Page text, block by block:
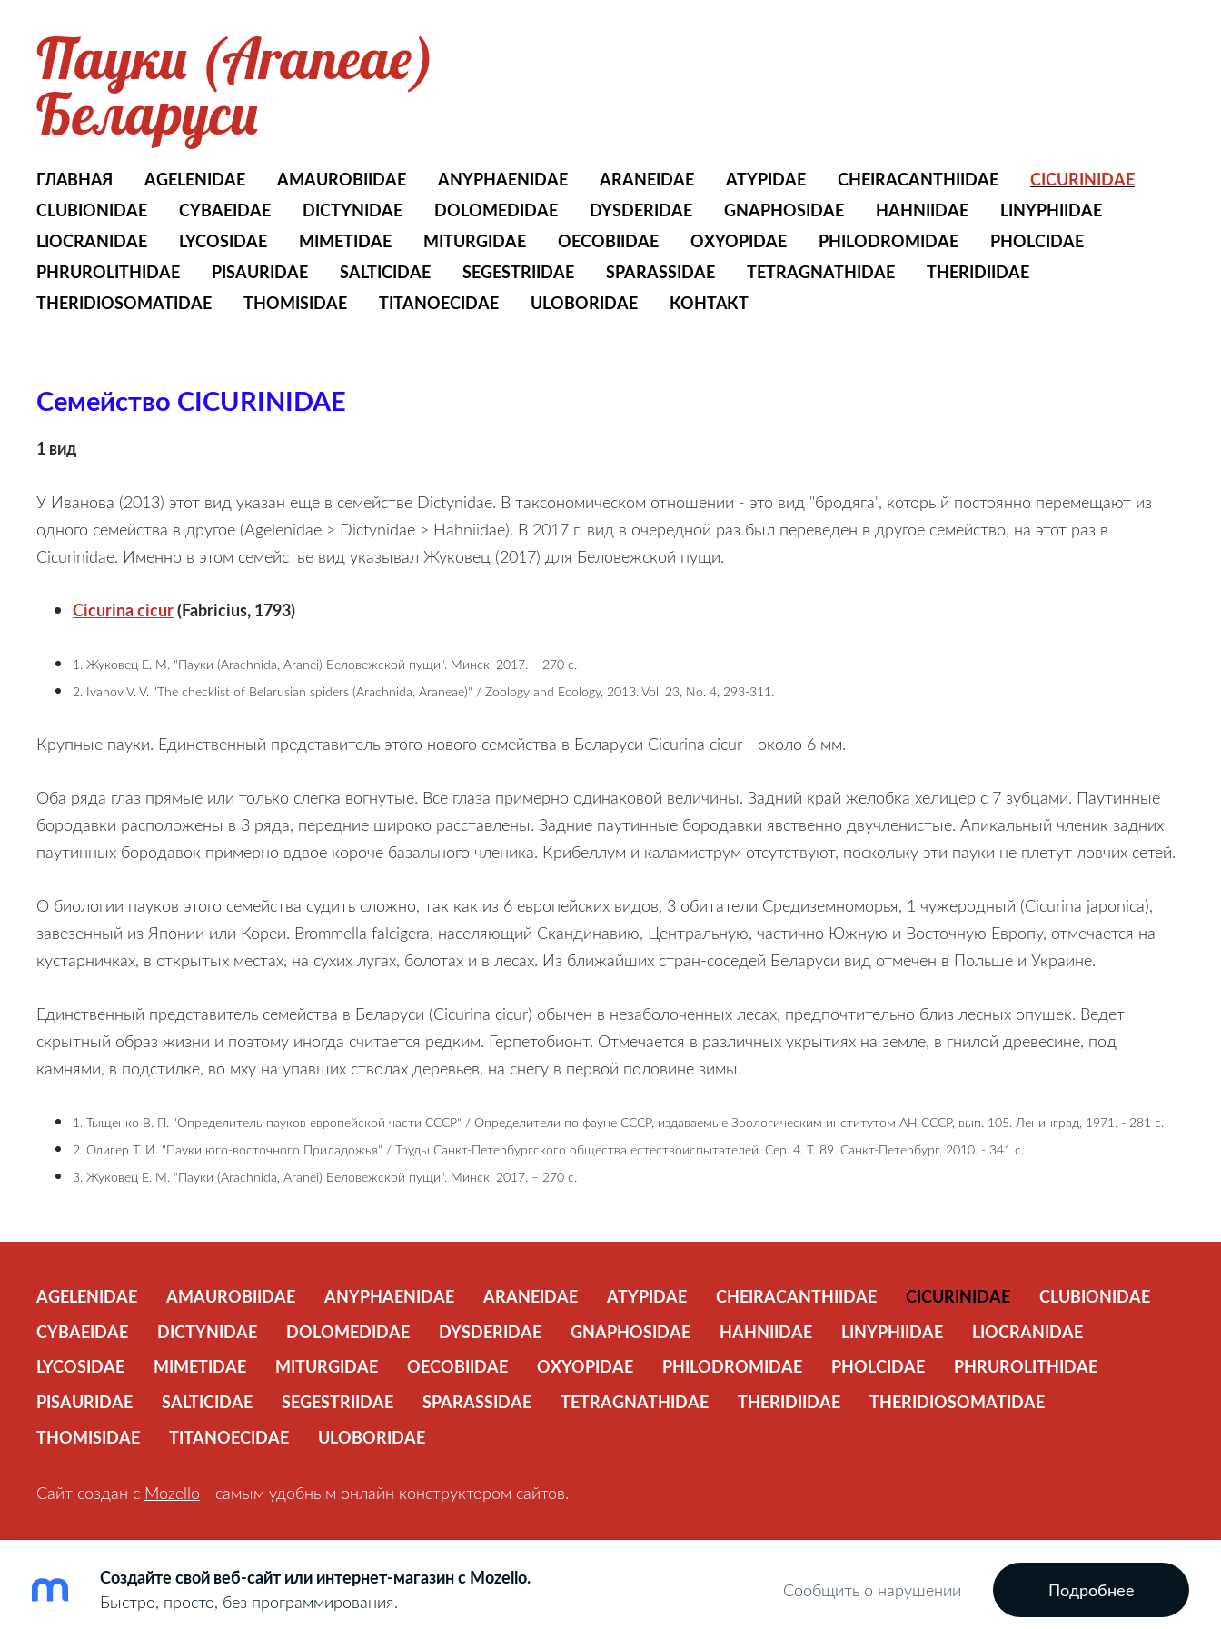
Пауки (Araneae)
Беларуси
ГЛАВНАЯ AGELENIDAE AMAUROBIIDAE ANYPHAENIDAE ARANEIDAE ATYPIDAE CHEIRACANTHIIDAE
CICURINIDAE
CLUBIONIDAE
CYBAEIDAE DICTYNIDAE DOLOMEDIDAE DYSDERIDAE GNAPHOSIDAE HAHNIIDAE
LINYPHIIDAE
LIOCRANIDAE
LYCOSIDAE MIMETIDAE MITURGIDAE OECOBIIDAE OXYOPIDAE PHILODROMIDAE
PHOLCIDAE
PHRUROLITHIDAE
PISAURIDAE SALTICIDAE SEGESTRIIDAE SPARASSIDAE TETRAGNATHIDAE
THERIDIIDAE
THERIDIOSOMATIDAE
THOMISIDAE TITANOECIDAE ULOBORIDAE КОНТАКТ
Семейство CICURINIDAE
1 вид
У Иванова (2013) этот вид указан еще в семействе Dictynidae. В таксономическом отношении - это вид "бродяга", который постоянно перемещают из
одного семейства в другое (Agelenidae > Dictynidae > Hahniidae). В 2017 г. вид в очередной раз был переведен в другое семейство, на этот раз в
Cicurinidae. Именно в этом семействе вид указывал Жуковец (2017) для Беловежской пущи.
Cicurina cicur(Fabricius, 1793)
1. Жуковец Е. М. "Пауки (Arachnida, Aranei) Беловежской пущи". Минск, 2017. – 270 c.
2. Ivanov V. V. "The checklist of Belarusian spiders (Arachnida, Araneae)" / Zoology and Ecology, 2013. Vol. 23, No. 4, 293-311.
Крупные пауки. Единственный представитель этого нового семейства в Беларуси Cicurina cicur - около 6 мм.
Оба ряда глаз прямые или только слегка вогнутые. Все глаза примерно одинаковой величины. Задний край желобка хелицер с 7 зубцами. Паутинные
бородавки расположены в 3 ряда, передние широко расставлены. Задние паутинные бородавки явственно двучленистые. Апикальный членик задних
паутинных бородавок примерно вдвое короче базального членика. Крибеллум и каламиструм отсутствуют, поскольку эти пауки не плетут ловчих сетей.
О биологии пауков этого семейства судить сложно, так как из 6 европейских видов, 3 обитатели Средиземноморья, 1 чужеродный (Cicurina japonica),
завезенный из Японии или Кореи. Brommella falcigera, населяющий Скандинавию, Центральную, частично Южную и Восточную Европу, отмечается на
кустарничках, в открытых местах, на сухих лугах, болотах и в лесах. Из ближайших стран-соседей Беларуси вид отмечен в Польше и Украине.
Единственный представитель семейства в Беларуси (Cicurina cicur) обычен в незаболоченных лесах, предпочтительно близ лесных опушек. Ведет
скрытный образ жизни и поэтому иногда считается редким. Герпетобионт. Отмечается в различных укрытиях на земле, в гнилой древесине, под
камнями, в подстилке, во мху на упавших стволах деревьев, на снегу в первой половине зимы.
1. Тыщенко В. П. "Определитель пауков европейской части СССР" / Определители по фауне СССР, издаваемые Зоологическим институтом АН СССР, вып. 105. Ленинград, 1971. - 281 с.
2. Олигер Т. И. "Пауки юго-восточного Приладожья" / Труды Санкт-Петербургского общества естествоиспытателей. Сер. 4. Т. 89. Санкт-Петербург, 2010. - 341 с.
3. Жуковец Е. М. "Пауки (Arachnida, Aranei) Беловежской пущи". Минск, 2017. – 270 c.
AGELENIDAE AMAUROBIIDAE ANYPHAENIDAE ARANEIDAE ATYPIDAE CHEIRACANTHIIDAE CICURINIDAE
CLUBIONIDAE
CYBAEIDAE
DICTYNIDAE DOLOMEDIDAE DYSDERIDAE GNAPHOSIDAE HAHNIIDAE LINYPHIIDAE
LIOCRANIDAE
LYCOSIDAE
MIMETIDAE MITURGIDAE OECOBIIDAE OXYOPIDAE PHILODROMIDAE PHOLCIDAE
PHRUROLITHIDAE
PISAURIDAE
SALTICIDAE SEGESTRIIDAE SPARASSIDAE TETRAGNATHIDAE THERIDIIDAE
THERIDIOSOMATIDAE
THOMISIDAE
TITANOECIDAE ULOBORIDAE
Сайт создан с Mozello - самым удобным онлайн конструктором сайтов.
Создайте свой веб-сайт или интернет-магазин с Mozello.
Быстро, просто, без программирования.
Сообщить о нарушении Подробнее